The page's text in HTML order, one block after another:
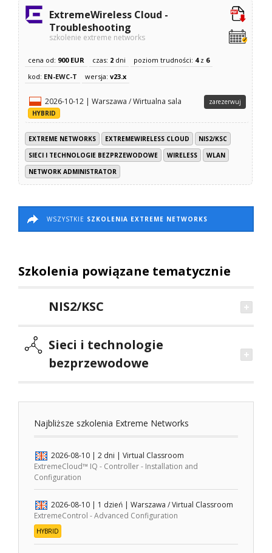
ExtremeWireless Cloud -
Troubleshooting
szkolenie extreme networks
cena od: 900 EUR czas: 2 dni poziom trudności: 4z 6
kod: EN-EWC-T wersja:v23.x
2026-10-12 | Warszawa / Wirtualna sala
HYBRID
zarezerwuj
EXTREME NETWORKS EXTREMEWIRELESS CLOUD
NIS2/KSC
SIECI I TECHNOLOGIE BEZPRZEWODOWE
WIRELESS
WLAN
NETWORK ADMINISTRATOR
WSZYSTKIE SZKOLENIA EXTREME NETWORKS
Szkolenia powiązane tematycznie
NIS2/KSC
Sieci i technologie
bezprzewodowe
Najbliższe szkolenia Extreme Networks
2026-08-10 | 2 dni | Virtual Classroom
ExtremeCloud™ IQ - Controller - Installation and
Configuration
2026-08-10 | 1 dzień | Warszawa / Virtual Classroom
ExtremeControl - Advanced Configuration
HYBRID